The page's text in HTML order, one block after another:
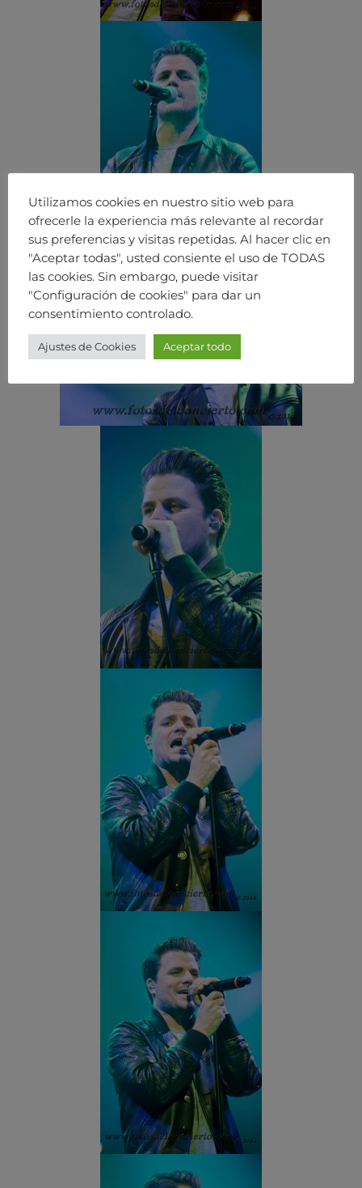
Utilizamos cookies en nuestro sitio web para
ofrecerle la experiencia más relevante al recordar
sus preferencias y visitas repetidas. Al hacer clic en
"Aceptar todas", usted consiente el uso de TODAS
las cookies. Sin embargo, puede visitar
"Configuración de cookies" para dar un
consentimiento controlado.
Ajustes de Cookies Aceptar todo